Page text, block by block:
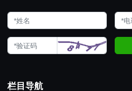
栏目导航